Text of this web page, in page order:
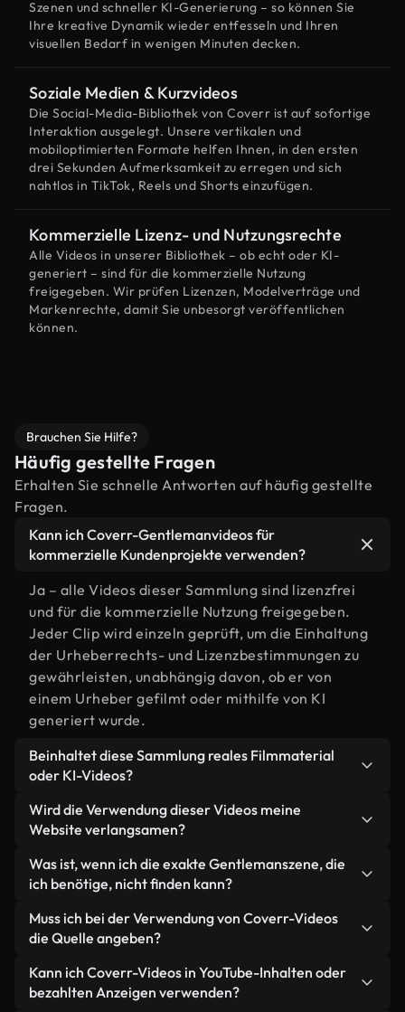
Szenen und schneller KI-Generierung – so können Sie
Ihre kreative Dynamik wieder entfesseln und Ihren
visuellen Bedarf in wenigen Minuten decken.
Soziale Medien & Kurzvideos
Die Social-Media-Bibliothek von Coverr ist auf sofortige
Interaktion ausgelegt. Unsere vertikalen und
mobiloptimierten Formate helfen Ihnen, in den ersten
drei Sekunden Aufmerksamkeit zu erregen und sich
nahtlos in TikTok, Reels und Shorts einzufügen.
Kommerzielle Lizenz- und Nutzungsrechte
Alle Videos in unserer Bibliothek – ob echt oder KI-
generiert – sind für die kommerzielle Nutzung
freigegeben. Wir prüfen Lizenzen, Modelverträge und
Markenrechte, damit Sie unbesorgt veröffentlichen
können.
Brauchen Sie Hilfe?
Häufig gestellte Fragen
Erhalten Sie schnelle Antworten auf häufig gestellte
Fragen.
Kann ich Coverr-Gentlemanvideos für
kommerzielle Kundenprojekte verwenden?
Ja – alle Videos dieser Sammlung sind lizenzfrei
und für die kommerzielle Nutzung freigegeben.
Jeder Clip wird einzeln geprüft, um die Einhaltung
der Urheberrechts- und Lizenzbestimmungen zu
gewährleisten, unabhängig davon, ob er von
einem Urheber gefilmt oder mithilfe von KI
generiert wurde.
Beinhaltet diese Sammlung reales Filmmaterial
oder KI-Videos?
Beides. Es handelt sich um eine Hybridbibliothek
aus realen, von Menschen aufgenommenen
generierten Videos. Jedes Video ist eindeutig
beschriftet, sodass Sie immer wissen, was Sie
verwenden.
Wird die Verwendung dieser Videos meine
Website verlangsamen?
Nicht, wenn Sie unsere optimierten Versionen
wählen. Wir bieten schlanke, webfähige Formate,
wurden – so bleibt die Qualität hoch, während
gleichzeitig die Ladezeiten minimiert und
Kennzahlen wie LCP verbessert werden.
Was ist, wenn ich die exakte Gentlemanszene, die
ich benötige, nicht finden kann?
Mit Coverr AI Studio erstellen Sie im
Handumdrehen ein solches Video. Beschreiben Sie
Sonnenuntergang" – und das Studio generiert
innerhalb von Sekunden ein individuelles Video für
Muss ich bei der Verwendung von Coverr-Videos
die Quelle angeben?
Eine Namensnennung ist nicht erforderlich. Alle
Videos in unserer Stockbibliothek sind lizenzfrei
Kann ich Coverr-Videos in YouTube-Inhalten oder
bezahlten Anzeigen verwenden?